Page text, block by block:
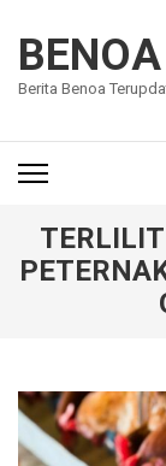
konten
(Tekan
Berita Benoa